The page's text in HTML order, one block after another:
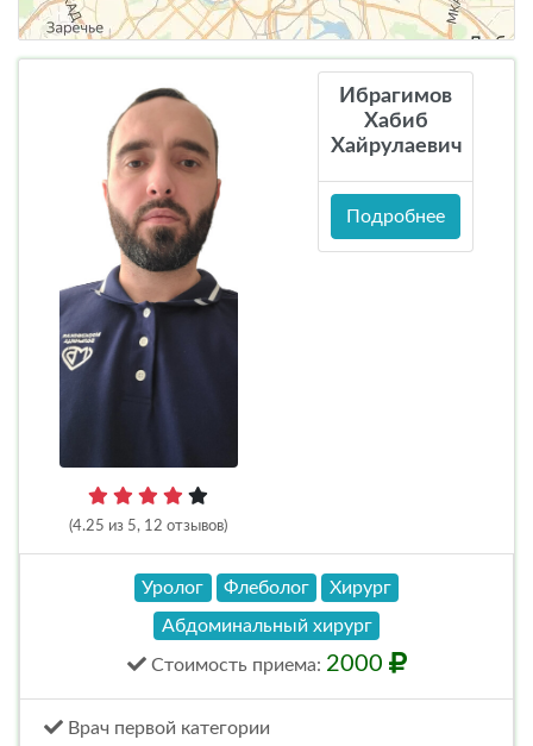
(4.25 из 5, 12 отзывов)
Ибрагимов
Хабиб
Хайрулаевич
Подробнее
Уролог Флеболог
Хирург
Абдоминальный хирург
Стоимость приема: 2000
Врач первой категории